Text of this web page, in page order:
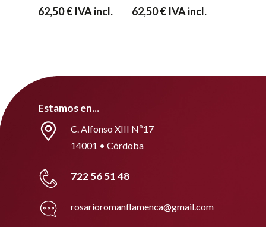
62,50€ IVA incl.
62,50€ IVA incl.
Estamos en...
C. Alfonso XIII Nº17
14001 • Córdoba
722 56 51 48
rosarioromanflamenca@gmail.com